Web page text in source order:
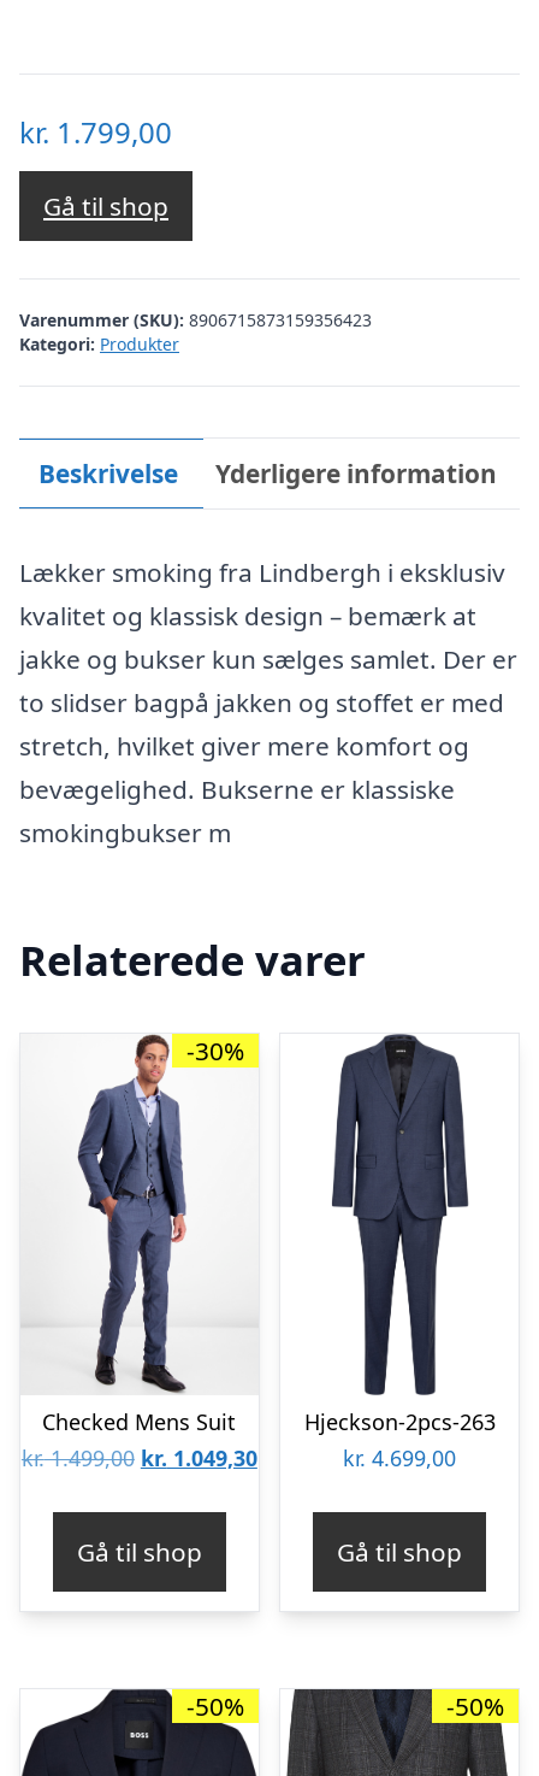
kr. 1.799,00
Gå til shop
Varenummer (SKU): 8906715873159356423
Kategori: Produkter
Beskrivelse Yderligere information
Lækker smoking fra Lindbergh i eksklusiv
kvalitet og klassisk design – bemærk at
jakke og bukser kun sælges samlet. Der er
to slidser bagpå jakken og stoffet er med
stretch, hvilket giver mere komfort og
bevægelighed. Bukserne er klassiske
smokingbukser m
Relaterede varer
-30%
Checked Mens Suit
kr.1.499,00 Den
kr. 1.499,00.
kr. 1.049,30Den
kr. 1.049,30.
Gå til shop
Hjeckson-2pcs-263
kr. 4.699,00
Gå til shop
-50% -50%